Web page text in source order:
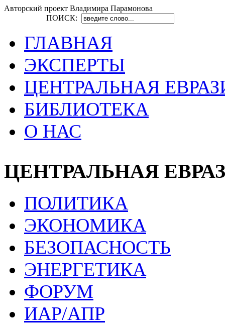
Авторский проект Владимира Парамонова
ПОИСК:
ГЛАВНАЯ
ЭКСПЕРТЫ
ЦЕНТРАЛЬНАЯ
БИБЛИОТЕКА
О НАС
ЦЕНТРАЛЬНАЯ
ПОЛИТИКА
ЭКОНОМИКА
БЕЗОПАСНОСТЬ
ЭНЕРГЕТИКА
ФОРУМ
ИАР/АПР